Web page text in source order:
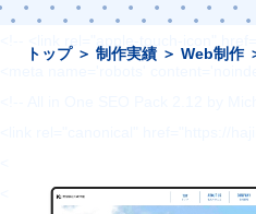
トップ ＞ 制作実績 ＞ Web制作
<!-- <link rel="shortcut icon" href="--
<meta name='robots'
<link rel='dns-prefetch' href='//